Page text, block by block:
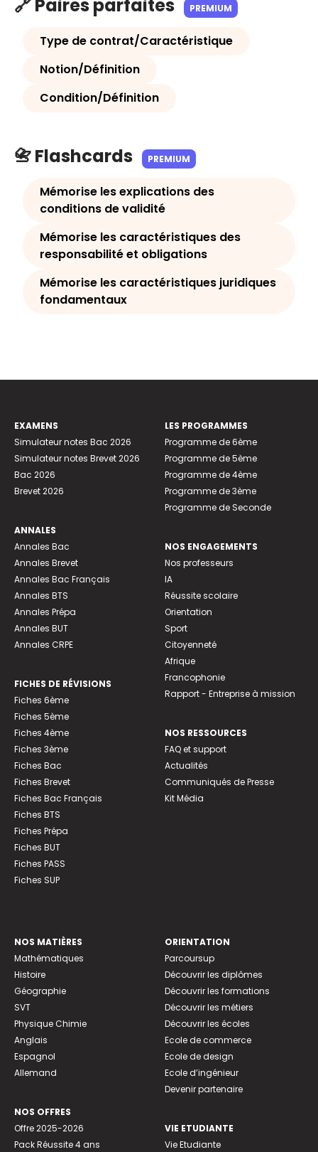
🔗 Paires parfaites PREMIUM
Type de contrat/Caractéristique
Notion/Définition
Condition/Définition
📇 Flashcards PREMIUM
Mémorise les explications des
conditions de validité
Mémorise les caractéristiques des
responsabilité et obligations
Mémorise les caractéristiques juridiques
fondamentaux
EXAMENS
Simulateur notes Bac 2026
Simulateur notes Brevet 2026
Bac 2026
Brevet 2026
ANNALES
Annales Bac
Annales Brevet
Annales Bac Français
Annales BTS
Annales Prépa
Annales BUT
Annales CRPE
FICHES DE RÉVISIONS
Fiches 6ème
Fiches 5ème
Fiches 4ème
Fiches 3ème
Fiches Bac
Fiches Brevet
Fiches Bac Français
Fiches BTS
Fiches Prépa
Fiches BUT
Fiches PASS
Fiches SUP
LES PROGRAMMES
Programme de 6ème
Programme de 5ème
Programme de 4ème
Programme de 3ème
Programme de Seconde
NOS ENGAGEMENTS
Nos professeurs
IA
Réussite scolaire
Orientation
Sport
Citoyenneté
Afrique
Francophonie
Rapport - Entreprise à mission
NOS RESSOURCES
FAQ et support
Actualités
Communiqués de Presse
Kit Média
NOS MATIÈRES
Mathématiques
Histoire
Géographie
SVT
Physique Chimie
Anglais
Espagnol
Allemand
NOS OFFRES
Offre 2025-2026
Pack Réussite 4 ans
ORIENTATION
Parcoursup
Découvrir les diplômes
Découvrir les formations
Découvrir les métiers
Découvrir les écoles
Ecole de commerce
Ecole de design
Ecole d’ingénieur
Devenir partenaire
VIE ETUDIANTE
Vie Etudiante